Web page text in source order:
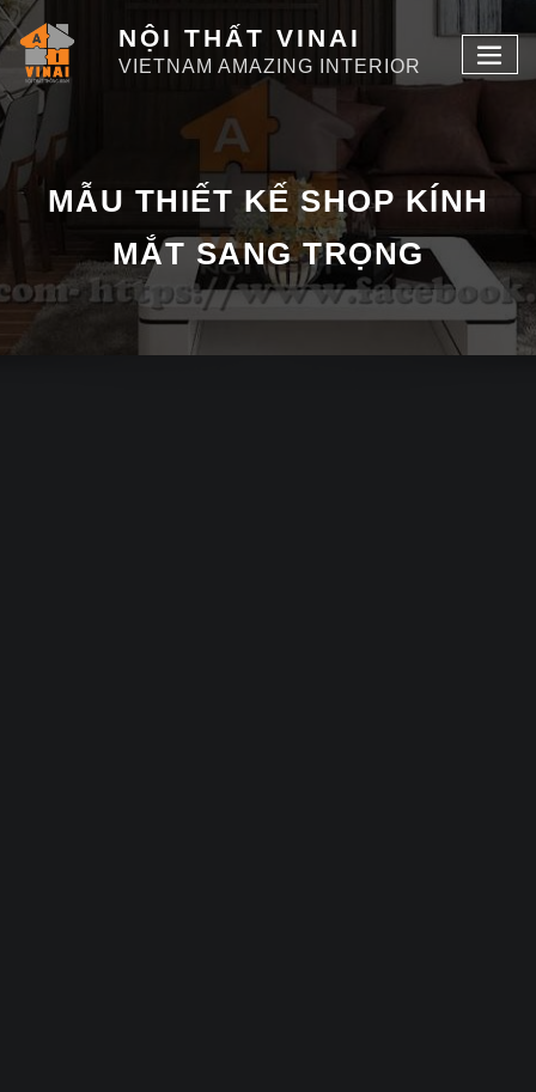
NỘI THẤT VINAI
VIETNAM AMAZING INTERIOR
MẪU THIẾT KẾ SHOP KÍNH
MẮT SANG TRỌNG